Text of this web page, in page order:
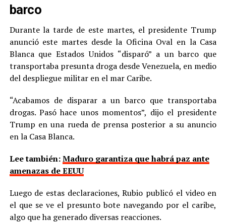
barco
Durante la tarde de este martes, el presidente Trump
anunció este martes desde la Oficina Oval en la Casa
Blanca que Estados Unidos “disparó” a un barco que
transportaba presunta droga desde Venezuela, en medio
del despliegue militar en el mar Caribe.
“Acabamos de disparar a un barco que transportaba
drogas. Pasó hace unos momentos”, dijo el presidente
Trump en una rueda de prensa posterior a su anuncio
en la Casa Blanca.
Lee también:Maduro garantiza que habrá paz ante
amenazas de EEUU
Luego de estas declaraciones, Rubio publicó el video en
el que se ve el presunto bote navegando por el caribe,
algo que ha generado diversas reacciones.